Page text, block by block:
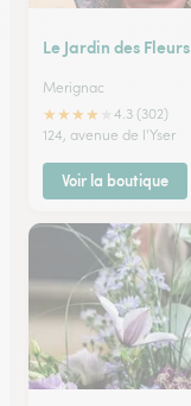
Le Jardin des Fleurs
Merignac
★★★★
4.3 (302)
124, avenue de l'Yser
Voir la boutique